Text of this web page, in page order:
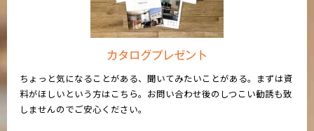
カタログプレゼント
ちょっと気になることがある、聞いてみたいことがある。まずは資
料がほしいという方はこちら。お問い合わせ後のしつこい勧誘も致
しませんのでご安心ください。